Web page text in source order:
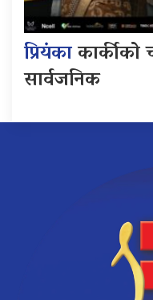
प्रियंकाकार्कीको
सार्वजनिक